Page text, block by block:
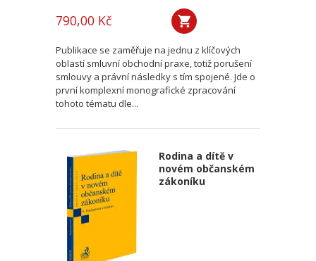
790,00 Kč
Publikace se zaměřuje na jednu z klíčových
oblastí smluvní obchodní praxe, totiž porušení
smlouvy a právní následky s tím spojené. Jde o
první komplexní monografické zpracování
tohoto tématu dle...
Rodina a dítě v
novém občanském
zákoníku